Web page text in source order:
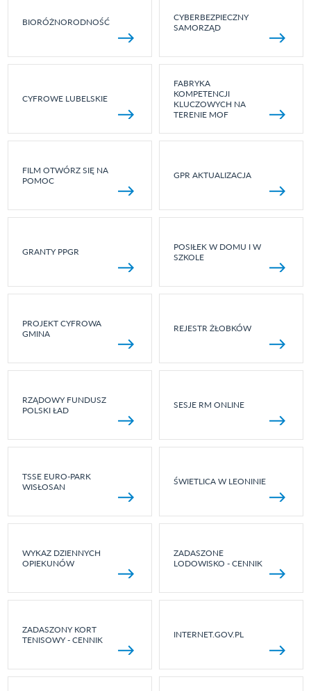
BIORÓŻNORODNOŚĆ
CYBERBEZPIECZNY
SAMORZĄD
CYFROWE LUBELSKIE
FABRYKA
KOMPETENCJI
KLUCZOWYCH NA
TERENIE MOF
FILM OTWÓRZ SIĘ NA
POMOC
GPR AKTUALIZACJA
GRANTY PPGR
POSIŁEK W DOMU I W
SZKOLE
PROJEKT CYFROWA
GMINA
REJESTR ŻŁOBKÓW
RZĄDOWY FUNDUSZ
POLSKI ŁAD
SESJE RM ONLINE
TSSE EURO-PARK
WISŁOSAN
ŚWIETLICA W LEONINIE
WYKAZ DZIENNYCH
OPIEKUNÓW
ZADASZONE
LODOWISKO - CENNIK
ZADASZONY KORT
TENISOWY - CENNIK
INTERNET.GOV.PL